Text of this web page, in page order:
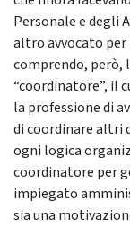
Personale e degli
altro avvocato per
comprendo, però,
“coordinatore”, il
la professione di
di coordinare altri
ogni logica
coordinatore per
impiegato
sia una